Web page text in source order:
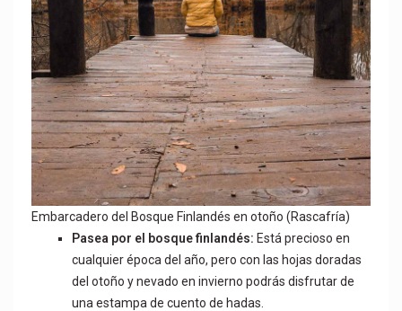
Embarcadero del Bosque Finlandés en otoño (Rascafría)
Pasea por el bosque finlandés: Está precioso en
cualquier época del año, pero con las hojas doradas
del otoño y nevado en invierno podrás disfrutar de
una estampa de cuento de hadas.